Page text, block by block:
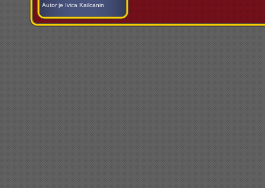
Autor je Ivica Kailcanin